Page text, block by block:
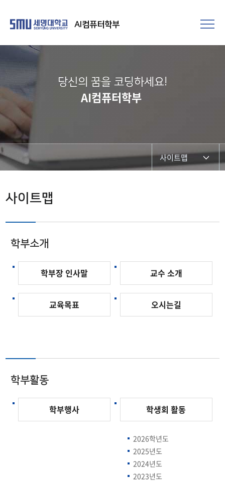
AI컴퓨터학부
당신의 꿈을 코딩하세요!
AI컴퓨터학부
사이트맵
사이트맵
학부소개
학부장 인사말 교수 소개
교육목표 오시는길
학부활동
학부행사 학생회 활동
2026학년도
2025년도
2024년도
2023년도